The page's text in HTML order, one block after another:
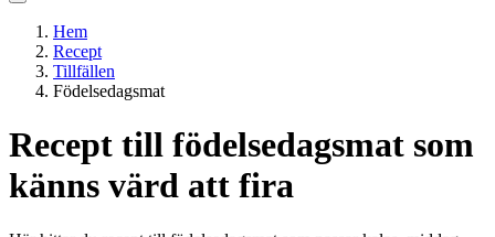
Hem
Recept
Tillfällen
Födelsedagsmat
Recept till födelsedagsmat som
känns värd att fira